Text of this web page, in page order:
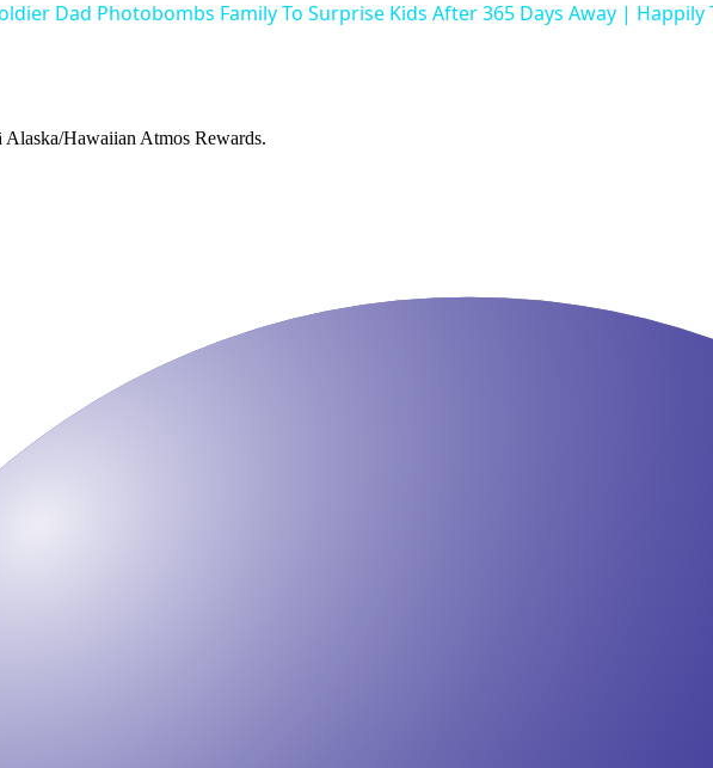
Dad Photobombs Family To Surprise Kids After 365 Days Away | Happily
Alaska/Hawaiian Atmos Rewards.